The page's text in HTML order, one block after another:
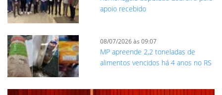
apoio recebido
08/07/2026 às 09:07
MP apreende 2,2 toneladas de
alimentos vencidos há 4 anos no RS